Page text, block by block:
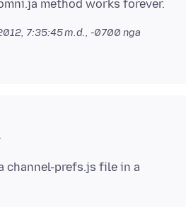
7:35:45 m.d., -0700 nga
channel-prefs.js file in a